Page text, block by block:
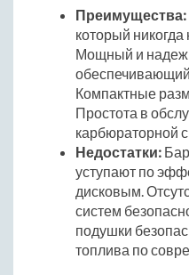
Преимущества:
который
Мощный и
Компактные
Простота в
карбюраторной
Недостатки:
уступают по
дисковым.
систем
подушки
топлива по